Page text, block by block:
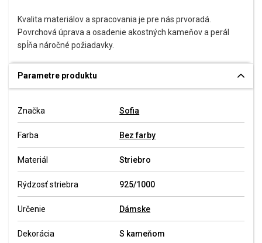
Kvalita materiálov a spracovania je pre nás prvoradá.
Povrchová úprava a osadenie akostných kameňov a perál
spĺňa náročné požiadavky.
Parametre produktu
Značka Sofia
Farba Bez farby
Materiál Striebro
Rýdzosť striebra 925/1000
Určenie Dámske
Dekorácia S kameňom